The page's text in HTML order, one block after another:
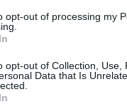
opt-out of processing my
opt-out of Collection,
Data that Is
γεμάτο
όσο και τη
να επιλέξει
ακολουθεί